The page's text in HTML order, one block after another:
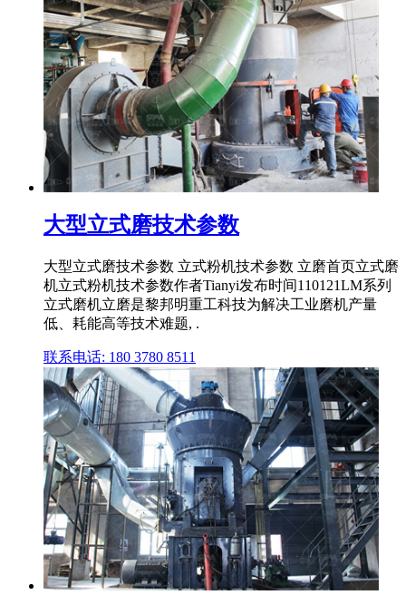
大型立式磨技术参数
大型立式磨技术参数 立式粉机技术参数 立磨首页立式磨
机立式粉机技术参数作者Tianyi发布时间110121LM系列
立式磨机立磨是黎邦明重工科技为解决工业磨机产量
低、耗能高等技术难题, .
联系电话: 180 3780 8511